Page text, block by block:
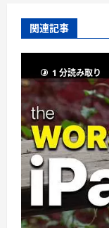
関連記事
1 分読み取り